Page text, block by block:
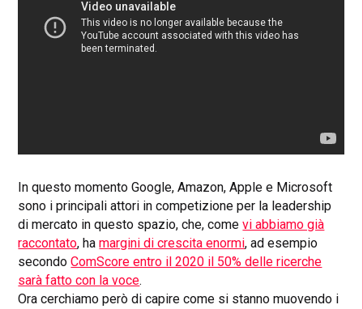
In questo momento Google, Amazon, Apple e Microsoft
sono i principali attori in competizione per la leadership
di mercato in questo spazio, che, comevi abbiamo già
raccontato, hamargini di crescita enormi, ad esempio
secondoComScore entro il 2020 il 50% delle ricerche
sarà fatto con la voce.
Ora cerchiamo però di capire come si stanno muovendo i